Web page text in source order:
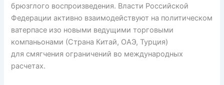
брюзглого воспроизведения. Власти Российской
Федерации активно взаимодействуют на политическом
ватерпасе изо новыми ведущими торговыми
компаньонами (Страна Китай, ОАЭ, Турция)
для смягчения ограничений во международных
расчетах.